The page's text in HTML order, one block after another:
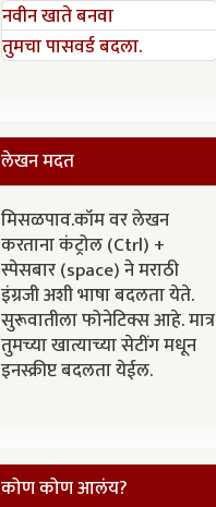
नवीन खाते बनवा
तुमचा पासवर्ड बदला.
लेखन मदत
मिसळपाव.कॉम वर लेखन
करताना कंट्रोल (Ctrl) +
स्पेसबार (space) ने मराठी
इंग्रजी अशी भाषा बदलता येते.
सुरूवातीला फोनेटिक्स आहे. मात्र
तुमच्या खात्याच्या सेटींग मधून
इनस्क्रीप्ट बदलता येईल.
कोण कोण आलंय?